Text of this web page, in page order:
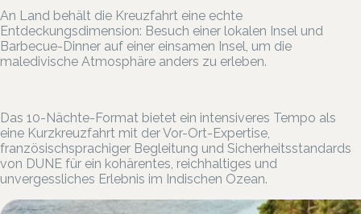
An Land behält die Kreuzfahrt eine echte
Entdeckungsdimension: Besuch einer lokalen Insel und
Barbecue-Dinner auf einer einsamen Insel, um die
maledivische Atmosphäre anders zu erleben.
Das 10-Nächte-Format bietet ein intensiveres Tempo als
eine Kurzkreuzfahrt mit der Vor-Ort-Expertise,
französischsprachiger Begleitung und Sicherheitsstandards
von DUNE für ein kohärentes, reichhaltiges und
unvergessliches Erlebnis im Indischen Ozean.